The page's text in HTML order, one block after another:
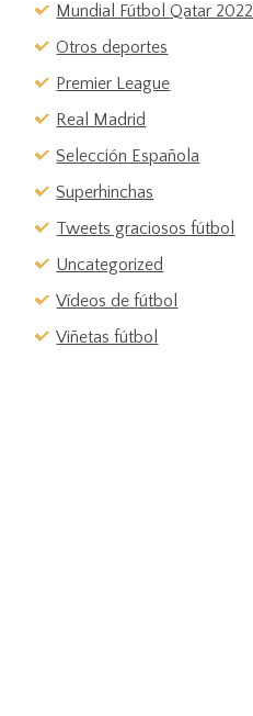
Mundial Fútbol Qatar 2022
Otros deportes
Premier League
Real Madrid
Selección Española
Superhinchas
Tweets graciosos fútbol
Uncategorized
Vídeos de fútbol
Viñetas fútbol